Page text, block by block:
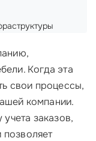
Когда эта
свои процессы,
компании.
заказов,
позволяет